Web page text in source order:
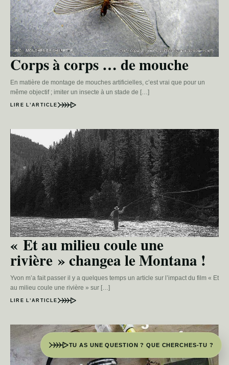
Corps à corps … de mouche
En matière de montage de mouches artificielles, c’est vrai que pour un
même objectif ; imiter un insecte à un stade de […]
LIRE L’ARTICLE
« Et au milieu coule une
rivière » changea le Montana !
Yvon m’a fait passer il y a quelques temps un article sur l’impact du film « Et
au milieu coule une rivière » sur […]
LIRE L’ARTICLE
TU AS UNE QUESTION ? QUE CHERCHES-TU ?